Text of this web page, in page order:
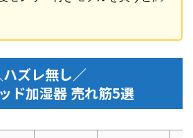
ズレ無し／
ド加湿器 売れ筋5選